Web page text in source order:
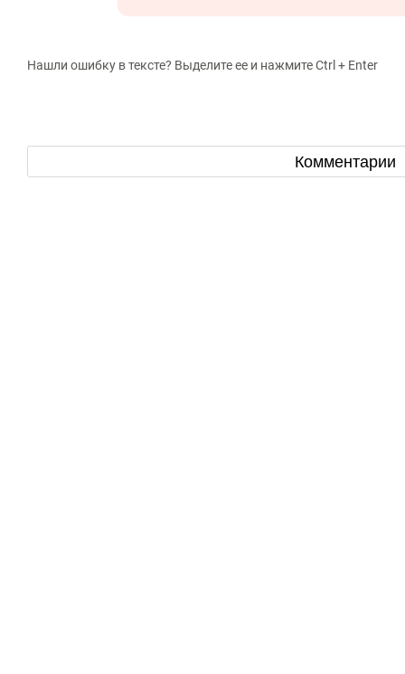
Нашли ошибку в тексте? Выделите ее и нажмите Ctrl + Enter
Комментарии